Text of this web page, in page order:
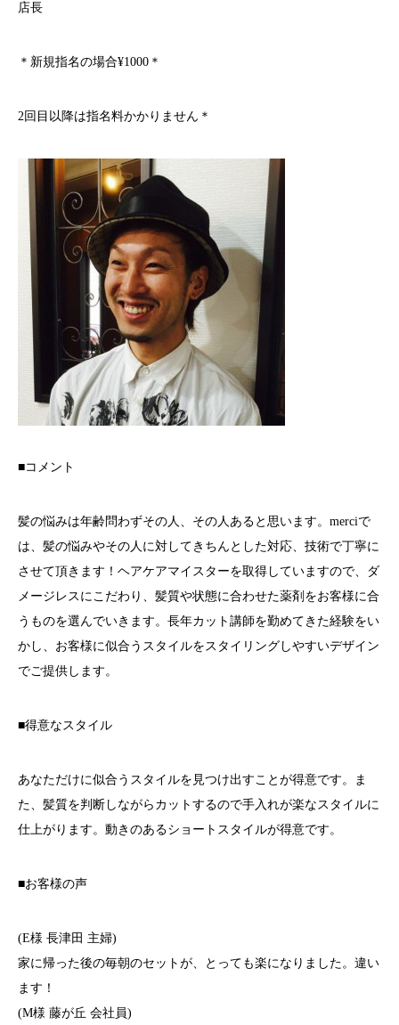
店長
＊新規指名の場合¥1000＊
2回目以降は指名料かかりません＊
■コメント
髪の悩みは年齢問わずその人、その人あると思います。merciで
は、髪の悩みやその人に対してきちんとした対応、技術で丁寧に
させて頂きます！ヘアケアマイスターを取得していますので、ダ
メージレスにこだわり、髪質や状態に合わせた薬剤をお客様に合
うものを選んでいきます。長年カット講師を勤めてきた経験をい
かし、お客様に似合うスタイルをスタイリングしやすいデザイン
でご提供します。
■得意なスタイル
あなただけに似合うスタイルを見つけ出すことが得意です。ま
た、髪質を判断しながらカットするので手入れが楽なスタイルに
仕上がります。動きのあるショートスタイルが得意です。
■お客様の声
(E様 長津田 主婦)
家に帰った後の毎朝のセットが、とっても楽になりました。違い
ます！
(M様 藤が丘 会社員)